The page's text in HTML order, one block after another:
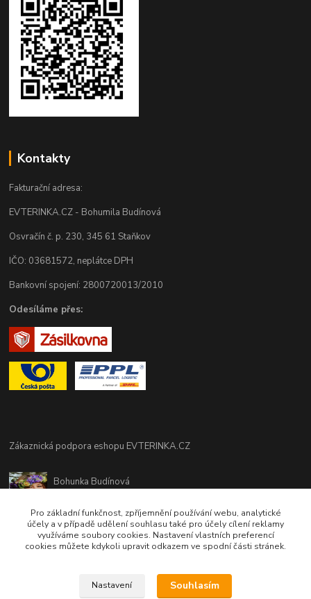
Kontakty
Fakturační adresa:
EVTERINKA.CZ - Bohumila Budínová
Osvračín č. p. 230, 345 61 Staňkov
IČO: 03681572, neplátce DPH
Bankovní spojení: 2800720013/2010
Odesíláme přes:
Zákaznická podpora eshopu EVTERINKA.CZ
Bohunka Budínová
(Po-Pá - 9:00-17:00hod, So 8:00-12:00hod)
obchod@evterinka.cz
Pro základní funkčnost, zpříjemnění používání webu, analytické
účely a v případě udělení souhlasu také pro účely cílení reklamy
využíváme soubory cookies. Nastavení vlastních preferencí
cookies můžete kdykoli upravit odkazem ve spodní části stránek.
Nastavení Souhlasím